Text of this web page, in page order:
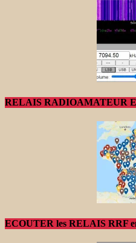
RELAIS RADIOAMATEUR
ECOUTER les RELAIS RRF